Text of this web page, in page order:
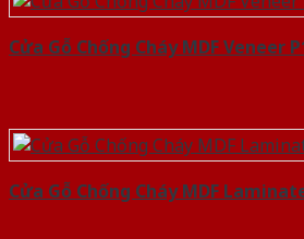
Cửa Gỗ Chống Cháy MDF Veneer
Cửa Gỗ Chống Cháy MDF